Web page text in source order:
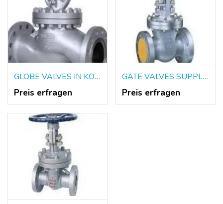
GLOBE VALVES IN KOLKATA
Preis erfragen
GATE VALVES SUPPLIERS IN KOLKATA
Preis erfragen